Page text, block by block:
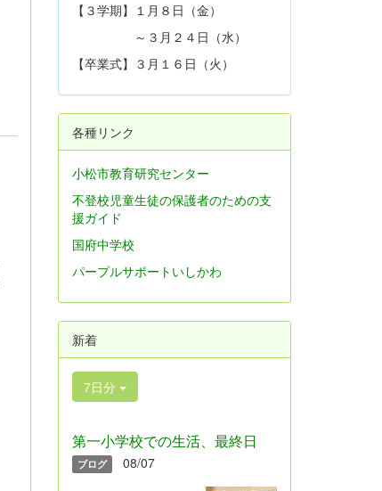
【３学期】１月８日（金）
～３月２４日（水）
【卒業式】３月１６日（火）
各種リンク
小松市教育研究センター
不登校児童生徒の保護者のための支
援ガイド
国府中学校
パープルサポートいしかわ
新着
7日分
第一小学校での生活、最終日
ブログ 08/07